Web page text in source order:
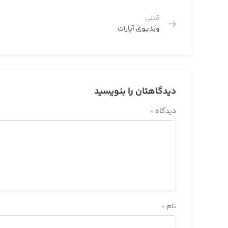
قبلی
ویدیوی آپارات
دیدگاهتان را بنویسید
دیدگاه *
نام *